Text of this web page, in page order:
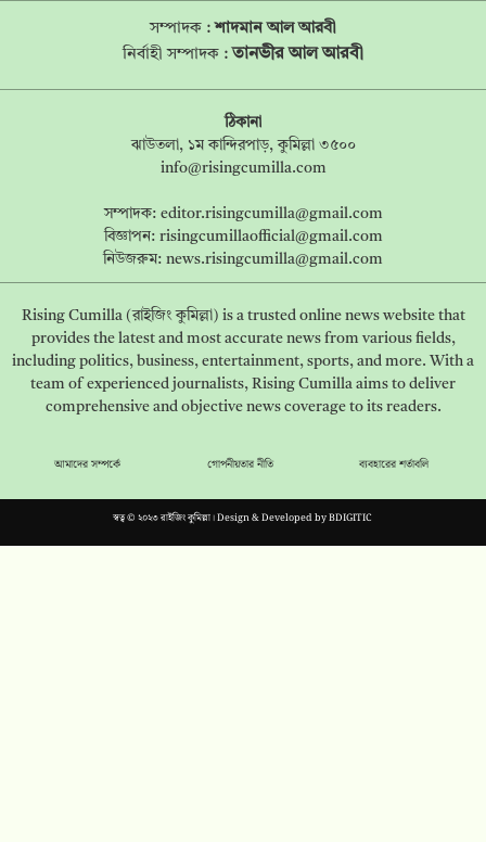
সম্পাদক :শাদমান আল আরবী
নির্বাহী সম্পাদক : তানভীর আল আরবী
ঠিকানা
ঝাউতলা, ১ম কান্দিরপাড়, কুমিল্লা ৩৫০০
info@risingcumilla.com
সম্পাদক: editor.risingcumilla@gmail.com
বিজ্ঞাপন: risingcumillaofficial@gmail.com
নিউজরুম: news.risingcumilla@gmail.com
Rising Cumilla (রাইজিং কুমিল্লা) is a trusted online news website that
provides the latest and most accurate news from various fields,
including politics, business, entertainment, sports, and more. With a
team of experienced journalists, Rising Cumilla aims to deliver
comprehensive and objective news coverage to its readers.
আমাদের সম্পর্কে গোপনীয়তার নীতি ব্যবহারের শর্তাবলি
স্বত্ব © ২০২৩ রাইজিং কুমিল্লা। Design & Developed byBDIGITIC